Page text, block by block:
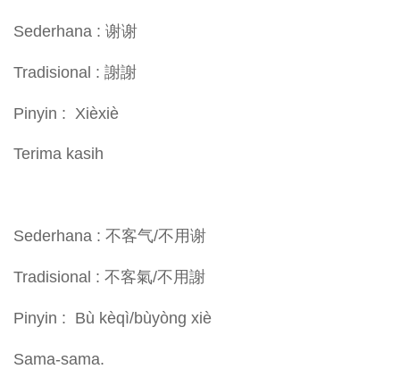
Sederhana : 谢谢
Tradisional : 謝謝
Pinyin : Xièxiè
Terima kasih
Sederhana : 不客气/不用谢
Tradisional : 不客氣/不用謝
Pinyin : Bù kèqì/bùyòng xiè
Sama-sama.